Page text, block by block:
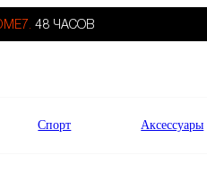
48 ЧАСОВ
Спорт Аксессуары